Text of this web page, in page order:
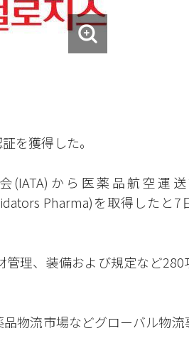
を獲得した。
から医薬品航空運送
Pharma)を取得したと7
理、装備および規定など280
物流市場などグローバル物流